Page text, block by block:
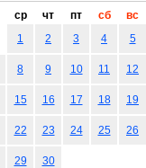
ср чт пт сб
вс
1
2 3 4 5
8 9 10 11 12
15 16 17 18 19
22 23 24 25 26
29 30